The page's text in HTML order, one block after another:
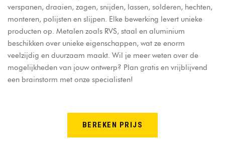
verspanen, draaien, zagen, snijden, lassen, solderen, hechten,
monteren, polijsten en slijpen. Elke bewerking levert unieke
producten op. Metalen zoals RVS, staal en aluminium
beschikken over unieke eigenschappen, wat ze enorm
veelzijdig en duurzaam maakt. Wil je meer weten over de
mogelijkheden van jouw ontwerp? Plan gratis en vrijblijvend
een brainstorm met onze specialisten!
BEREKEN PRIJS